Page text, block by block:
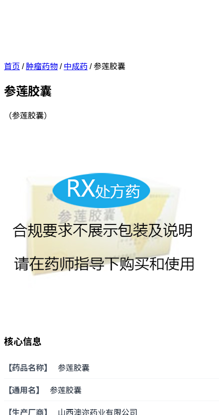
首页 /肿瘤药物/ 中成药 /参莲胶囊
参莲胶囊
（参莲胶囊）
核心信息
【药品名称】
参莲胶囊
【通用名】
参莲胶囊
【生产厂商】
山西澳迩药业有限公司